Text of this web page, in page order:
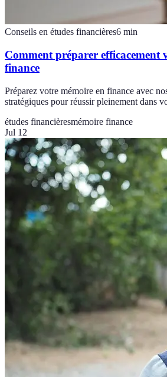
Conseils en études financières6 min
Comment préparer efficacement
finance
Préparez votre mémoire en finance avec
stratégiques pour réussir pleinement dans
études financièresmémoire finance
Jul 12